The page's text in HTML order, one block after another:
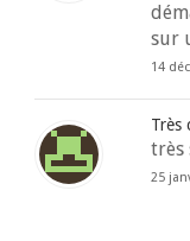
sur
14
Très
très
25